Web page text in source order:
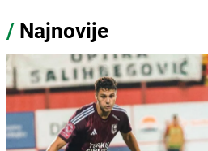
/ Najnovije